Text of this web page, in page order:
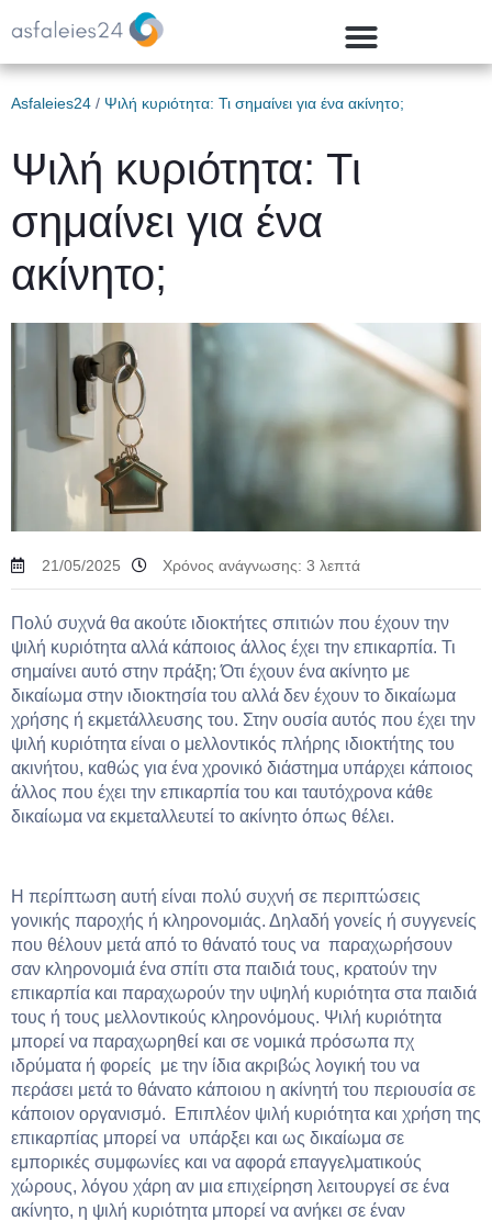
Asfaleies24 / Ψιλή κυριότητα: Τι σημαίνει για ένα ακίνητο;
Ψιλή κυριότητα: Τι
σημαίνει για ένα
ακίνητο;
21/05/2025 Χρόνος ανάγνωσης: 3 λεπτά
Πολύ συχνά θα ακούτε ιδιοκτήτες σπιτιών που έχουν την
ψιλή κυριότητα αλλά κάποιος άλλος έχει την επικαρπία. Τι
σημαίνει αυτό στην πράξη; Ότι έχουν ένα ακίνητο με
δικαίωμα στην ιδιοκτησία του αλλά δεν έχουν το δικαίωμα
χρήσης ή εκμετάλλευσης του. Στην ουσία αυτός που έχει την
ψιλή κυριότητα είναι ο μελλοντικός πλήρης ιδιοκτήτης του
ακινήτου, καθώς για ένα χρονικό διάστημα υπάρχει κάποιος
άλλος που έχει την επικαρπία του και ταυτόχρονα κάθε
δικαίωμα να εκμεταλλευτεί το ακίνητο όπως θέλει.
Η περίπτωση αυτή είναι πολύ συχνή σε περιπτώσεις
γονικής παροχής ή κληρονομιάς. Δηλαδή γονείς ή συγγενείς
που θέλουν μετά από το θάνατό τους να παραχωρήσουν
σαν κληρονομιά ένα σπίτι στα παιδιά τους, κρατούν την
επικαρπία και παραχωρούν την υψηλή κυριότητα στα παιδιά
τους ή τους μελλοντικούς κληρονόμους. Ψιλή κυριότητα
μπορεί να παραχωρηθεί και σε νομικά πρόσωπα πχ
ιδρύματα ή φορείς με την ίδια ακριβώς λογική του να
περάσει μετά το θάνατο κάποιου η ακίνητή του περιουσία σε
κάποιον οργανισμό. Επιπλέον ψιλή κυριότητα και χρήση της
επικαρπίας μπορεί να υπάρξει και ως δικαίωμα σε
εμπορικές συμφωνίες και να αφορά επαγγελματικούς
χώρους, λόγου χάρη αν μια επιχείρηση λειτουργεί σε ένα
ακίνητο, η ψιλή κυριότητα μπορεί να ανήκει σε έναν